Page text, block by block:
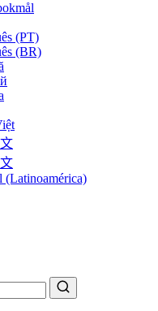
(PT)
(BR)
(Latinoamérica)